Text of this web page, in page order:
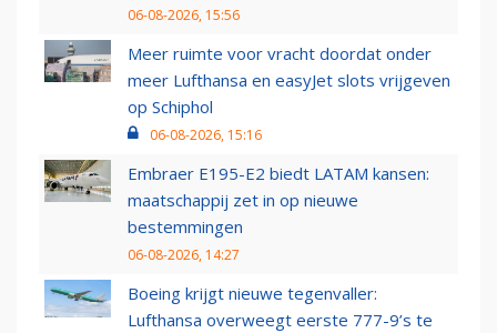
06-08-2026, 15:56
Meer ruimte voor vracht doordat onder
meer Lufthansa en easyJet slots vrijgeven
op Schiphol
06-08-2026, 15:16
Embraer E195-E2 biedt LATAM kansen:
maatschappij zet in op nieuwe
bestemmingen
06-08-2026, 14:27
Boeing krijgt nieuwe tegenvaller:
Lufthansa overweegt eerste 777-9’s te